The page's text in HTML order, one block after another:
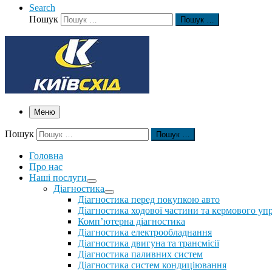
Search
Пошук
Пошук …
Меню
Пошук Пошук …
Головна
Про нас
Наші послуги
Діагностика
Діагностика перед покупкою авто
Діагностика ходової частини та кермового
Комп’ютерна діагностика
Діагностика електрообладнання
Діагностика двигуна та трансмісії
Діагностика паливних систем
Діагностика систем кондиціювання